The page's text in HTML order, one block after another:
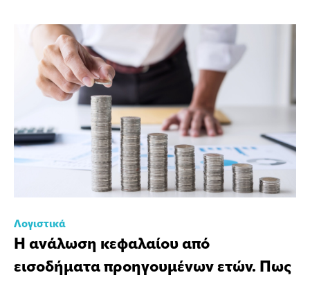
Λογιστικά
Η ανάλωση κεφαλαίου από
εισοδήματα προηγουμένων ετών. Πως